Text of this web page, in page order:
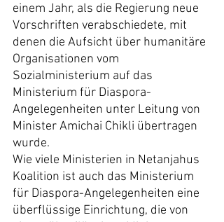
einem Jahr, als die Regierung neue
Vorschriften verabschiedete, mit
denen die Aufsicht über humanitäre
Organisationen vom
Sozialministerium auf das
Ministerium für Diaspora-
Angelegenheiten unter Leitung von
Minister Amichai Chikli übertragen
wurde.
Wie viele Ministerien in Netanjahus
Koalition ist auch das Ministerium
für Diaspora-Angelegenheiten eine
überflüssige Einrichtung, die von